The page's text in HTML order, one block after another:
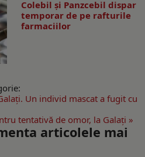
Colebil și Panzcebil dispar
temporar de pe rafturile
farmaciilor
Un individ mascat a fugit cu
tentativă de omor, la Galaţi »
articolele mai